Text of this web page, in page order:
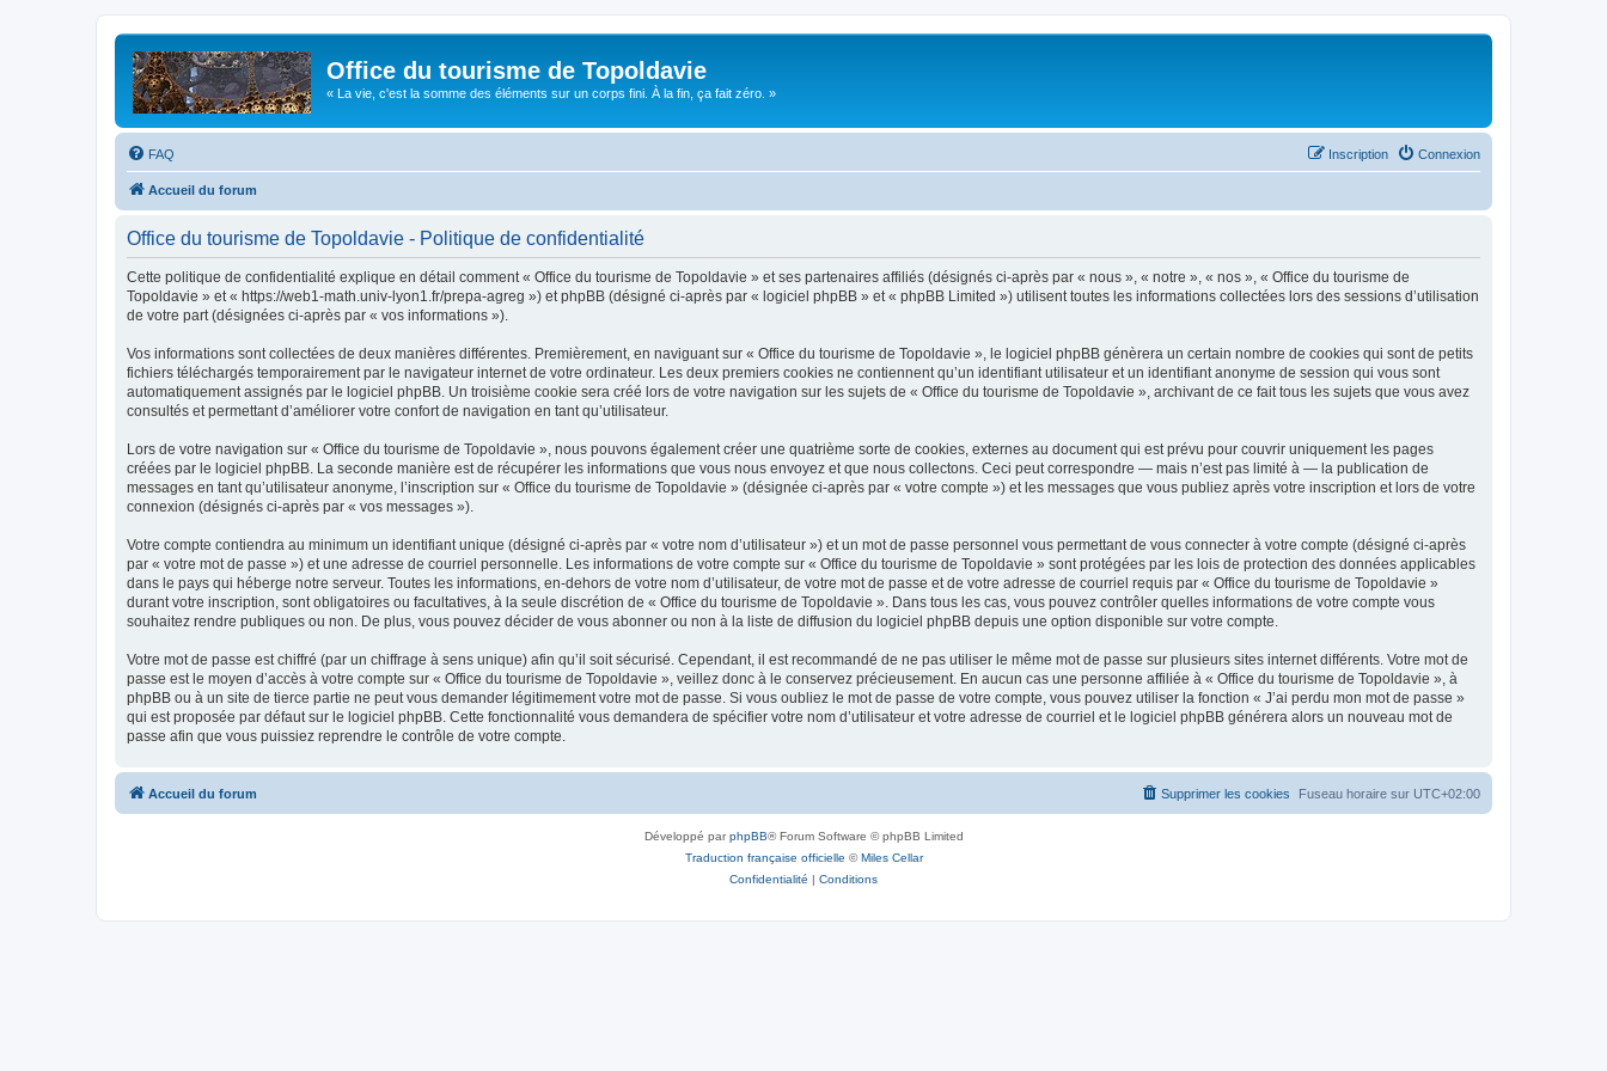
Office du tourisme de Topoldavie
« La vie, c'est la somme des éléments sur un corps fini. À la fin, ça fait zéro. »
FAQ Connexion
Inscription
Accueil du forum
Office du tourisme de Topoldavie - Politique de confidentialité
Cette politique de confidentialité explique en détail comment « Office du tourisme de Topoldavie » et ses partenaires affiliés (désignés ci-après par « nous », « notre », « nos », « Office du tourisme de
Topoldavie » et « https://web1-math.univ-lyon1.fr/prepa-agreg ») et phpBB (désigné ci-après par « logiciel phpBB » et « phpBB Limited ») utilisent toutes les informations collectées lors des sessions d’utilisation
de votre part (désignées ci-après par « vos informations »).
Vos informations sont collectées de deux manières différentes. Premièrement, en naviguant sur « Office du tourisme de Topoldavie », le logiciel phpBB génèrera un certain nombre de cookies qui sont de petits
fichiers téléchargés temporairement par le navigateur internet de votre ordinateur. Les deux premiers cookies ne contiennent qu’un identifiant utilisateur et un identifiant anonyme de session qui vous sont
automatiquement assignés par le logiciel phpBB. Un troisième cookie sera créé lors de votre navigation sur les sujets de « Office du tourisme de Topoldavie », archivant de ce fait tous les sujets que vous avez
consultés et permettant d’améliorer votre confort de navigation en tant qu’utilisateur.
Lors de votre navigation sur « Office du tourisme de Topoldavie », nous pouvons également créer une quatrième sorte de cookies, externes au document qui est prévu pour couvrir uniquement les pages
créées par le logiciel phpBB. La seconde manière est de récupérer les informations que vous nous envoyez et que nous collectons. Ceci peut correspondre — mais n’est pas limité à — la publication de
messages en tant qu’utilisateur anonyme, l’inscription sur « Office du tourisme de Topoldavie » (désignée ci-après par « votre compte ») et les messages que vous publiez après votre inscription et lors de votre
connexion (désignés ci-après par « vos messages »).
Votre compte contiendra au minimum un identifiant unique (désigné ci-après par « votre nom d’utilisateur ») et un mot de passe personnel vous permettant de vous connecter à votre compte (désigné ci-après
par « votre mot de passe ») et une adresse de courriel personnelle. Les informations de votre compte sur « Office du tourisme de Topoldavie » sont protégées par les lois de protection des données applicables
dans le pays qui héberge notre serveur. Toutes les informations, en-dehors de votre nom d’utilisateur, de votre mot de passe et de votre adresse de courriel requis par « Office du tourisme de Topoldavie »
durant votre inscription, sont obligatoires ou facultatives, à la seule discrétion de « Office du tourisme de Topoldavie ». Dans tous les cas, vous pouvez contrôler quelles informations de votre compte vous
souhaitez rendre publiques ou non. De plus, vous pouvez décider de vous abonner ou non à la liste de diffusion du logiciel phpBB depuis une option disponible sur votre compte.
Votre mot de passe est chiffré (par un chiffrage à sens unique) afin qu’il soit sécurisé. Cependant, il est recommandé de ne pas utiliser le même mot de passe sur plusieurs sites internet différents. Votre mot de
passe est le moyen d’accès à votre compte sur « Office du tourisme de Topoldavie », veillez donc à le conservez précieusement. En aucun cas une personne affiliée à « Office du tourisme de Topoldavie », à
phpBB ou à un site de tierce partie ne peut vous demander légitimement votre mot de passe. Si vous oubliez le mot de passe de votre compte, vous pouvez utiliser la fonction « J’ai perdu mon mot de passe »
qui est proposée par défaut sur le logiciel phpBB. Cette fonctionnalité vous demandera de spécifier votre nom d’utilisateur et votre adresse de courriel et le logiciel phpBB générera alors un nouveau mot de
passe afin que vous puissiez reprendre le contrôle de votre compte.
Accueil du forum Fuseau horaire sur UTC+02:00
Supprimer les cookies
Développé parphpBB® Forum Software © phpBB Limited
Traduction française officielle ©Miles Cellar
Confidentialité | Conditions